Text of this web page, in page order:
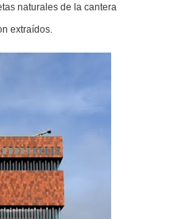
naturales de la cantera
extraídos.